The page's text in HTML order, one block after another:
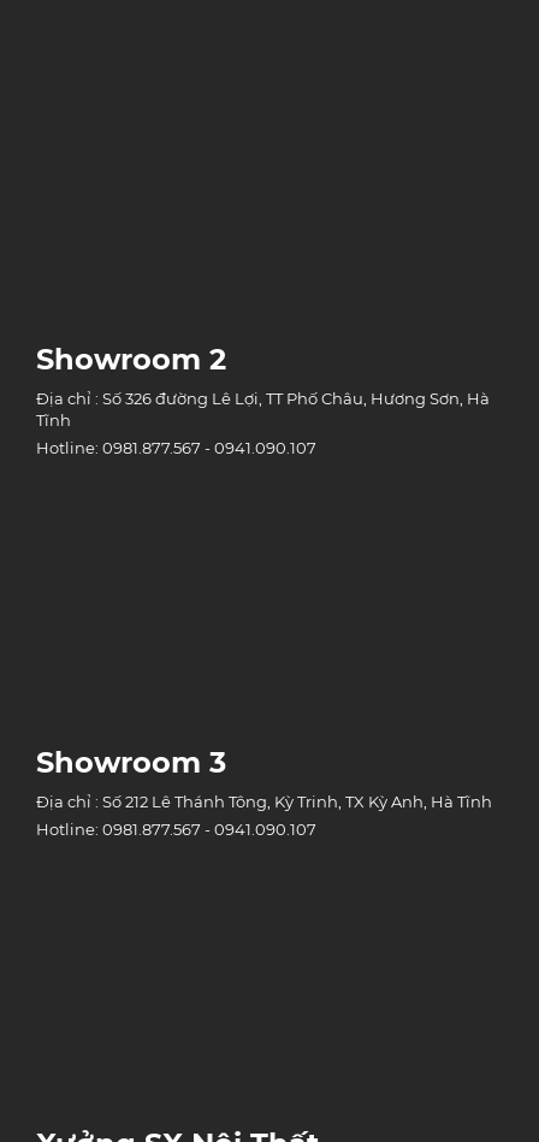
Showroom 2
Địa chỉ : Số 326 đường Lê Lợi, TT Phố Châu, Hương Sơn, Hà
Tĩnh
Hotline: 0981.877.567 - 0941.090.107
Showroom 3
Địa chỉ : Số 212 Lê Thánh Tông, Kỳ Trinh, TX Kỳ Anh, Hà Tĩnh
Hotline: 0981.877.567 - 0941.090.107